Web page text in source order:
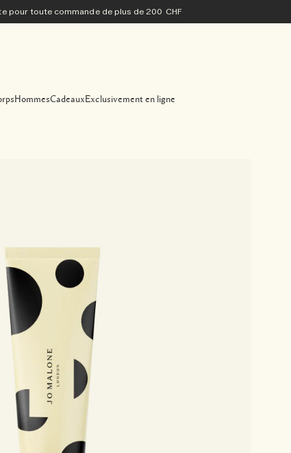
pour toute commande de plus de 200 CHF
HommesCadeaux Exclusivement en ligne